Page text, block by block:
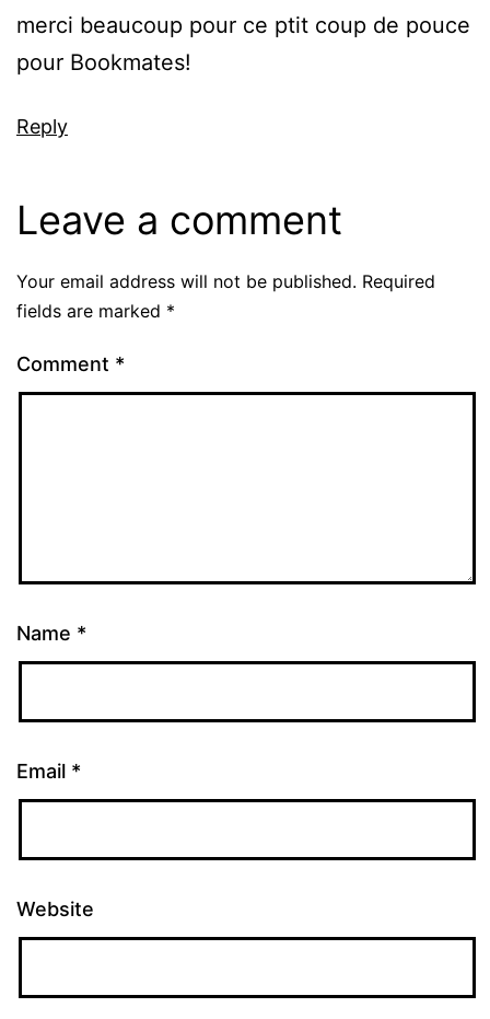
merci beaucoup pour ce ptit coup de pouce
pour Bookmates!
Reply
Leave a comment
Your email address will not be published. Required
fields are marked *
Comment *
Name *
Email *
Website